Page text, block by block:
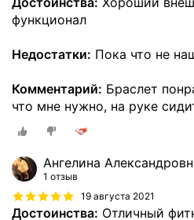
функционал
Недостатки: Пока что не
Комментарий: Браслет
что мне нужно, на руке
Ангелина
1 отзыв
19 августа 2021
Достоинства: Отличный